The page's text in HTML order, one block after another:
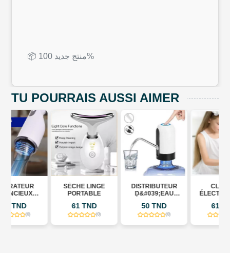
📦 منتج جديد 100%
TU POURRAIS AUSSI AIMER
SÈCHE LINGE
PORTABLE
DISTRIBUTEUR
D&#039;EAU
PORTABLE USB
RECHARGEABLE
CLAVIER
ÉLECTRONIQUE